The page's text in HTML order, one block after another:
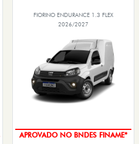
FIORINO ENDURANCE 1.3 FLEX
2026/2027
APROVADO NO BNDES FINAME*